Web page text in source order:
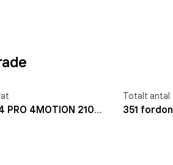
Volkswagen ID.4 PRO 4MOTION 210KW
Totalt antal
351 fordon